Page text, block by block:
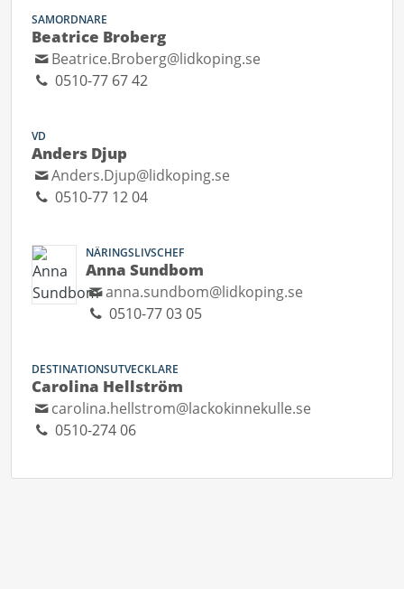
SAMORDNARE
Beatrice Broberg
Beatrice.Broberg@lidkoping.se
0510-77 67 42
VD
Anders Djup
Anders.Djup@lidkoping.se
0510-77 12 04
NÄRINGSLIVSCHEF
Anna Sundbom
anna.sundbom@lidkoping.se
0510-77 03 05
DESTINATIONSUTVECKLARE
Carolina Hellström
carolina.hellstrom@lackokinnekulle.se
0510-274 06